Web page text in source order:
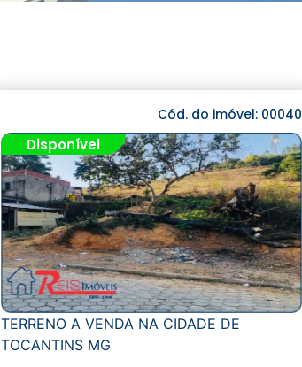
Cód. do imóvel: 00040
Disponível
TERRENO A VENDA NA CIDADE DE
TOCANTINS MG